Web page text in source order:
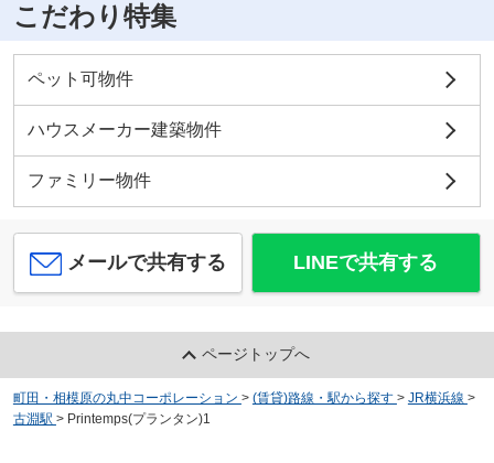
こだわり特集
ペット可物件
ハウスメーカー建築物件
ファミリー物件
メールで共有する LINEで共有する
ページトップへ
町田・相模原の丸中コーポレーション > (賃貸)路線・駅から探す > JR横浜線 >
古淵駅 > Printemps(プランタン)1